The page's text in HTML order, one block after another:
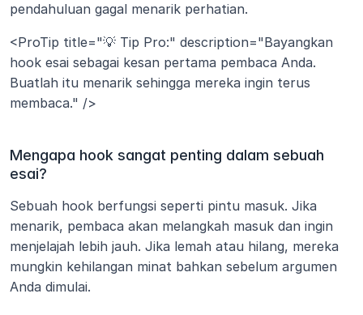
pendahuluan gagal menarik perhatian.
<ProTip title="💡 Tip Pro:" description="Bayangkan
hook esai sebagai kesan pertama pembaca Anda.
Buatlah itu menarik sehingga mereka ingin terus
membaca." />
Mengapa hook sangat penting dalam sebuah
esai?
Sebuah hook berfungsi seperti pintu masuk. Jika
menarik, pembaca akan melangkah masuk dan ingin
menjelajah lebih jauh. Jika lemah atau hilang, mereka
mungkin kehilangan minat bahkan sebelum argumen
Anda dimulai.